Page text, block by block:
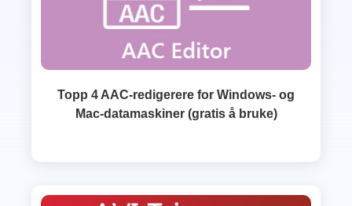
Topp 4 AAC-redigerere for Windows- og
Mac-datamaskiner (gratis å bruke)